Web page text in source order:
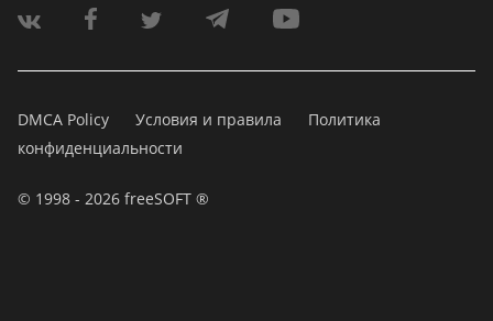
DMCA Policy Условия и правила
Политика
конфиденциальности
© 1998 - 2026 freeSOFT ®